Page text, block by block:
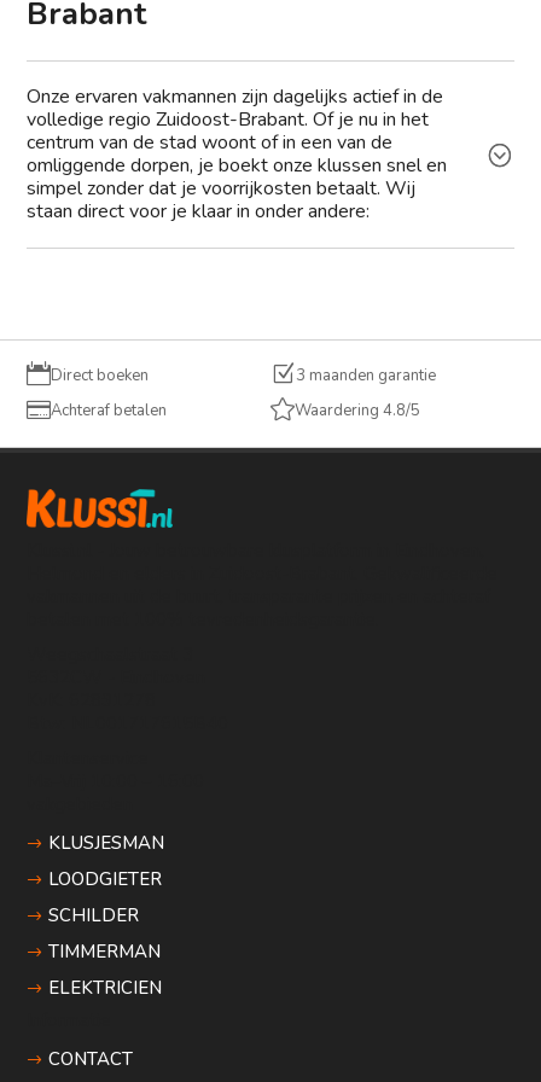
Brabant
Onze ervaren vakmannen zijn dagelijks actief in de
volledige regio Zuidoost-Brabant. Of je nu in het
centrum van de stad woont of in een van de
omliggende dorpen, je boekt onze klussen snel en
simpel zonder dat je voorrijkosten betaalt. Wij
staan direct voor je klaar in onder andere:
Direct boeken Z 3 maanden garantie
Achteraf betalen Waardering 4.8/5
KLUSJESMAN
LOODGIETER
SCHILDER
TIMMERMAN
ELEKTRICIEN
CONTACT